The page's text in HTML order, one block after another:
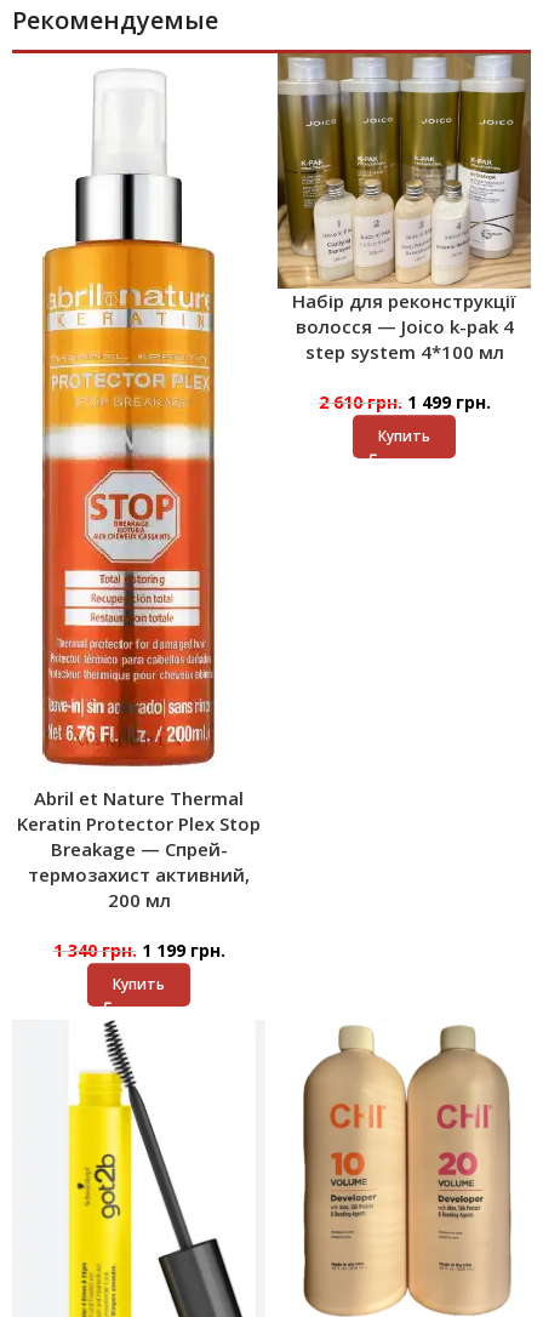
Рекомендуемые
Abril et Nature Thermal
Keratin Protector Plex Stop
Breakage — Спрей-
термозахист активний,
200 мл
1 340грн. 1 199 грн.
Купить
Набір для реконструкції
волосся — Joico k-pak 4
step system 4*100 мл
2 610грн. 1 499 грн.
Купить